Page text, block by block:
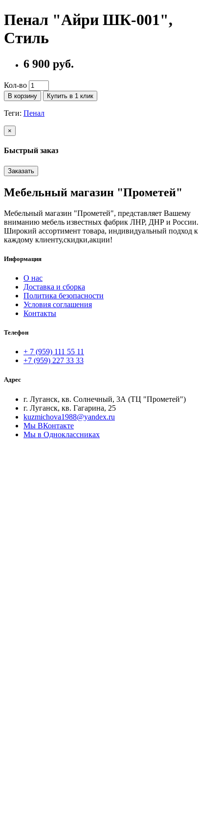
Пенал "Айри ШК-001",
Стиль
6 900 руб.
Кол-во
В корзину Купить в 1 клик
Теги: Пенал
×
Быстрый заказ
Заказать
Мебельный магазин "Прометей"
Мебельный магазин "Прометей", представляет Вашему
вниманию мебель известных фабрик ЛНР, ДНР и России.
Широкий ассортимент товара, индивидуальный подход к
каждому клиенту,скидки,акции!
Информация
О нас
Доставка и сборка
Политика безопасности
Условия соглашения
Контакты
Телефон
+ 7 (959) 111 55 11
+7 (959) 227 33 33
Адрес
г. Луганск, кв. Солнечный, 3А (ТЦ "Прометей")
г. Луганск, кв. Гагарина, 25
kuzmichova1988@yandex.ru
Мы ВКонтакте
Мы в Одноклассниках